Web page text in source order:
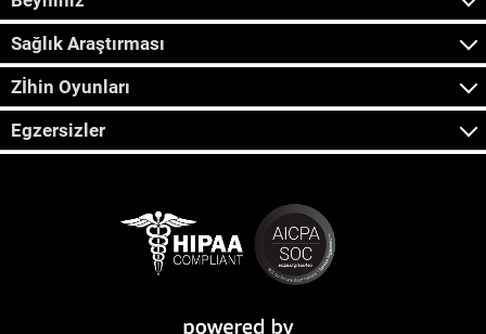
Sağlık Araştırması
Zİhin Oyunları
Egzersizler